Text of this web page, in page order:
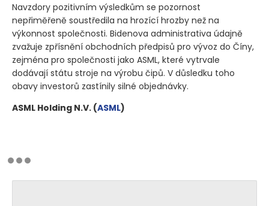
Navzdory pozitivním výsledkům se pozornost
nepřiměřeně soustředila na hrozící hrozby než na
výkonnost společnosti. Bidenova administrativa údajně
zvažuje zpřísnění obchodních předpisů pro vývoz do Číny,
zejména pro společnosti jako ASML, které vytrvale
dodávají státu stroje na výrobu čipů. V důsledku toho
obavy investorů zastínily silné objednávky.
ASML Holding N.V. (ASML)